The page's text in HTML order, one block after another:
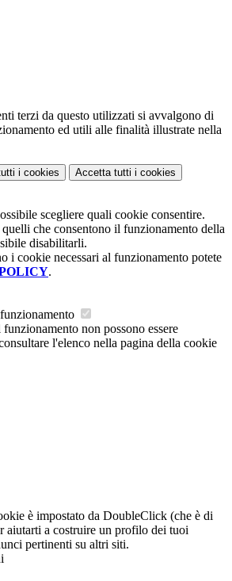
terzi da questo utilizzati si avvalgono di
ed utili alle finalità illustrate nella
i cookies Accetta tutti i cookies
scegliere quali cookie consentire.
che consentono il funzionamento della
disabilitarli.
i cookie necessari al funzionamento potete
.
non possono essere
l'elenco nella pagina della cookie
è impostato da DoubleClick (che è di
aiutarti a costruire un profilo dei tuoi
pertinenti su altri siti.